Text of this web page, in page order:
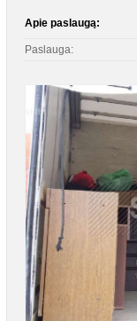
Apie paslaugą:
Paslauga: